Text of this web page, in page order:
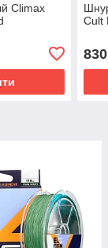
Climax
Cult
830